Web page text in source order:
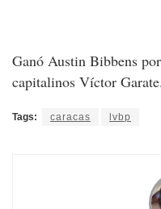
Ganó Austin Bibbens
capitalinos Víctor Garate.
Tags: caracas lvbp